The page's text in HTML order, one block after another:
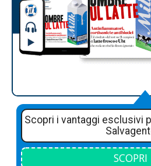
Scopri i vantaggi esclusivi
SCOPRI